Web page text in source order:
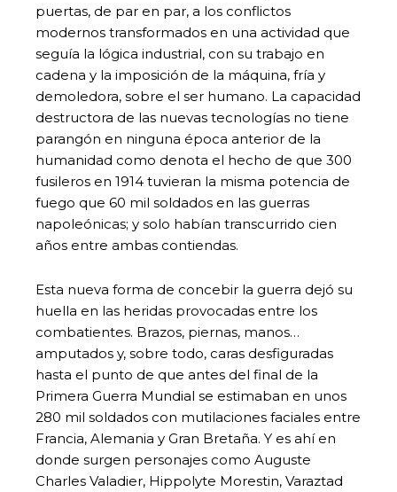
puertas, de par en par, a los conflictos
modernos transformados en una actividad que
seguía la lógica industrial, con su trabajo en
cadena y la imposición de la máquina, fría y
demoledora, sobre el ser humano. La capacidad
destructora de las nuevas tecnologías no tiene
parangón en ninguna época anterior de la
humanidad como denota el hecho de que 300
fusileros en 1914 tuvieran la misma potencia de
fuego que 60 mil soldados en las guerras
napoleónicas; y solo habían transcurrido cien
años entre ambas contiendas.
Esta nueva forma de concebir la guerra dejó su
huella en las heridas provocadas entre los
combatientes. Brazos, piernas, manos…
amputados y, sobre todo, caras desfiguradas
hasta el punto de que antes del final de la
Primera Guerra Mundial se estimaban en unos
280 mil soldados con mutilaciones faciales entre
Francia, Alemania y Gran Bretaña. Y es ahí en
donde surgen personajes como Auguste
Charles Valadier, Hippolyte Morestin, Varaztad